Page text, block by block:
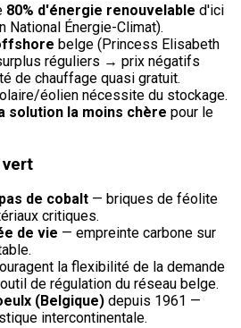
80% d'énergie renouvelable d'ici
National Énergie-Climat).
belge (Princess Elisabeth
réguliers → prix négatifs
de chauffage quasi gratuit.
éolien nécessite du stockage.
solution la moins chère pour le
vert
de cobalt — briques de féolite
critiques.
de vie — empreinte carbone sur
la flexibilité de la demande
de régulation du réseau belge.
(Belgique) depuis 1961 —
intercontinentale.